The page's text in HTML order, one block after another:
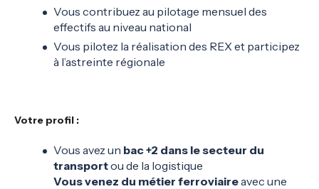
Vous contribuez au pilotage mensuel des
effectifs au niveau national
Vous pilotez la réalisation des REX et participez
à l’astreinte régionale
Votre profil :
Vous avez un bac +2 dans le secteur du
transportou de la logistique
Vous venez du métier ferroviaireavec une